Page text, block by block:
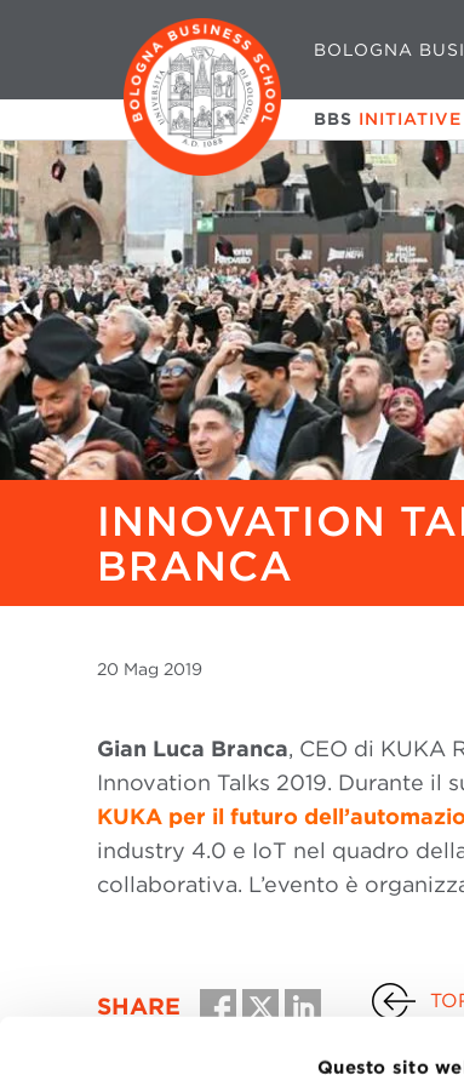
Questo sito
BOLOGNA
BBS
INNOVATION
BRANCA
20 Mag 2019
Gian Luca Branca, CEO di KUKA
Innovation Talks 2019. Durante il
KUKA per il futuro
industry 4.0 e IoT nel quadro
collaborativa. L’evento è
SHARE